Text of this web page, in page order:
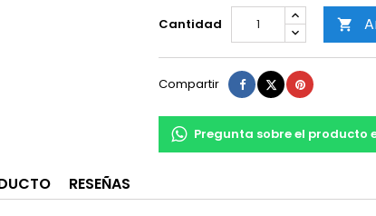
Cantidad

Compartir Compartir
TuitearPinterest
Pregunta sobre el producto
RESEÑAS